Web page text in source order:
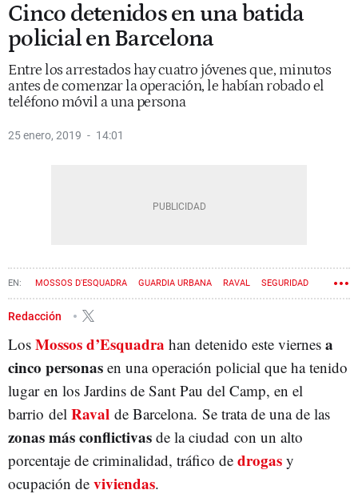
Cinco detenidos en una batida
policial en Barcelona
Entre los arrestados hay cuatro jóvenes que, minutos
antes de comenzar la operación, le habían robado el
teléfono móvil a una persona
25 enero, 2019 14:01
MOSSOS D'ESQUADRA GUARDIA URBANA RAVAL SEGURIDAD
Redacción
Los Mossos d’Esquadra han detenido este viernes a
cinco personas en una operación policial que ha tenido
lugar en los Jardins de Sant Pau del Camp, en el
barrio del Raval de Barcelona. Se trata de una de las
zonas más conflictivas de la ciudad con un alto
porcentaje de criminalidad, tráfico de drogas y
ocupación de viviendas.